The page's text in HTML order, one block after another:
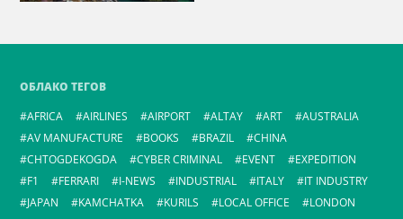
ОБЛАКО ТЕГОВ
AFRICA
AIRLINES AIRPORT ALTAY ART
AUSTRALIA
AV MANUFACTURE
BOOKS BRAZIL
CHINA
CHTOGDEKOGDA
CYBER CRIMINAL EVENT
EXPEDITION
F1
FERRARI I-NEWS INDUSTRIAL ITALY
IT INDUSTRY
JAPAN
KAMCHATKA KURILS LOCAL OFFICE
LONDON